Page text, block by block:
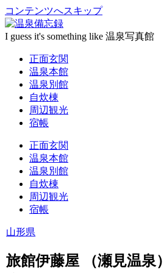
コンテンツへスキップ
I guess it's something like 温泉写真館
正面玄関
温泉本館
温泉別館
自炊棟
周辺観光
宿帳
正面玄関
温泉本館
温泉別館
自炊棟
周辺観光
宿帳
山形県
旅館伊藤屋 （瀬見温泉）